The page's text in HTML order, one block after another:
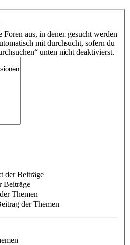
Foren aus, in denen gesucht werden
mit durchsucht, sofern du
unten nicht deaktivierst.
der Beiträge
Beiträge
Themen
der Themen